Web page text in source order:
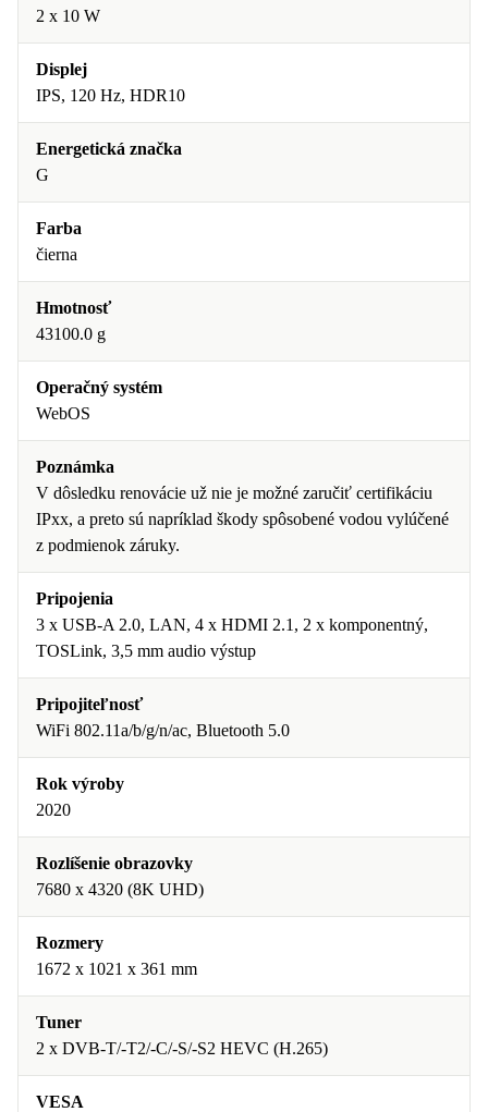
2 x 10 W
Displej
IPS, 120 Hz, HDR10
Energetická značka
G
Farba
čierna
Hmotnosť
43100.0 g
Operačný systém
WebOS
Poznámka
V dôsledku renovácie už nie je možné zaručiť certifikáciu
IPxx, a preto sú napríklad škody spôsobené vodou vylúčené
z podmienok záruky.
Pripojenia
3 x USB-A 2.0, LAN, 4 x HDMI 2.1, 2 x komponentný,
TOSLink, 3,5 mm audio výstup
Pripojiteľnosť
WiFi 802.11a/b/g/n/ac, Bluetooth 5.0
Rok výroby
2020
Rozlíšenie obrazovky
7680 x 4320 (8K UHD)
Rozmery
1672 x 1021 x 361 mm
Tuner
2 x DVB-T/-T2/-C/-S/-S2 HEVC (H.265)
VESA